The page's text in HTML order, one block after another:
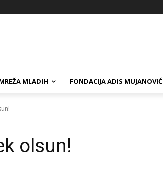
MREŽA MLADIH FONDACIJA ADIS MUJANOVIĆ
olsun!